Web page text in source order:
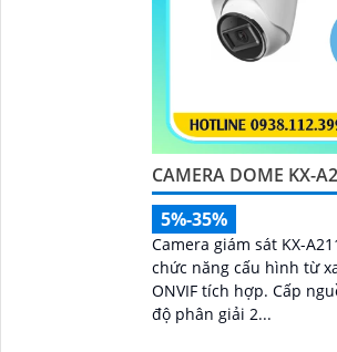
CAMERA DOME KX-
5%-35%
Camera giám sát KX-
chức năng cấu hình từ
ONVIF tích hợp. Cấp nguồn qua dây tín hiệu hỗ trợ
độ phân giải 2...